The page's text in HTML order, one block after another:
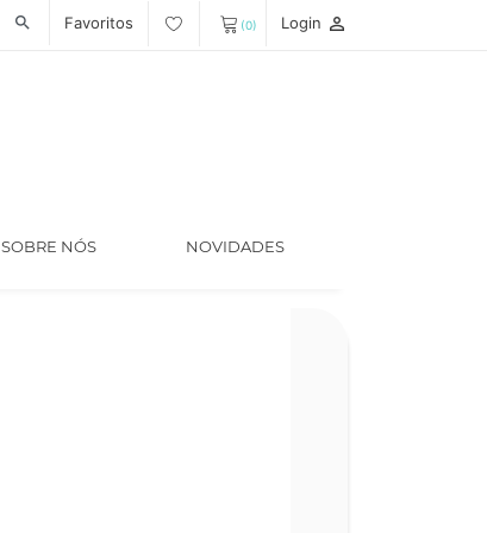
search Favoritos (0) Login person_outline
SOBRE NÓS NOVIDADES